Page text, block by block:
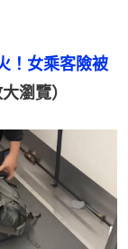
！女乘客險被
瀏覽）